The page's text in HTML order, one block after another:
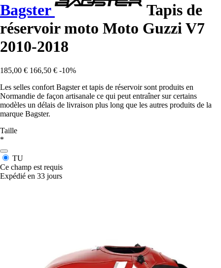
Bagster
Tapis de
réservoir moto Moto Guzzi V7
2010-2018
185,00 € 166,50 € -10%
Les selles confort Bagster et tapis de réservoir sont produits en
Normandie de façon artisanale ce qui peut entraîner sur certains
modèles un délais de livraison plus long que les autres produits de la
marque Bagster.
Taille
*
TU
Ce champ est requis
Expédié en 33 jours